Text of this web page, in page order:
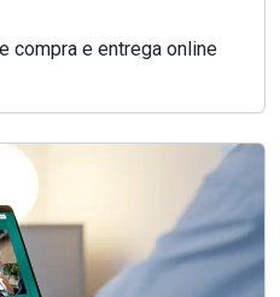
compra e entrega online